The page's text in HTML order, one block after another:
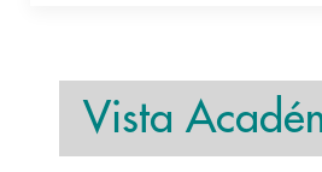
Vista